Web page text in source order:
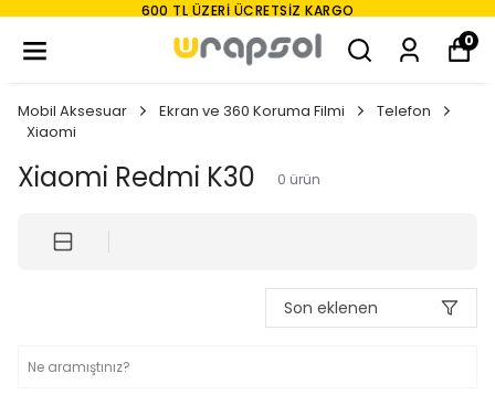
600 TL ÜZERI ÜCRETSIZ KARGO
0
Mobil Aksesuar Ekran ve 360 Koruma Filmi
Telefon
Xiaomi
Xiaomi Redmi K30 0 ürün
Son eklenen